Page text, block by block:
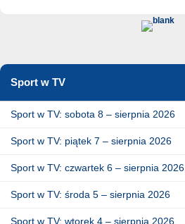
Sport w TV
Sport w TV: sobota 8 – sierpnia 2026
Sport w TV: piątek 7 – sierpnia 2026
Sport w TV: czwartek 6 – sierpnia 2026
Sport w TV: środa 5 – sierpnia 2026
Sport w TV: wtorek 4 – sierpnia 2026